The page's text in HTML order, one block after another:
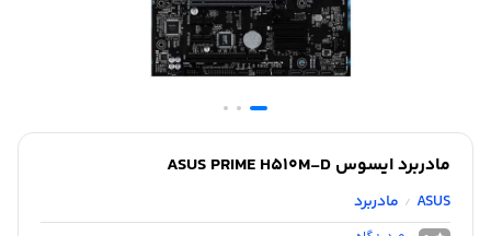
مادربرد ایسوس ASUS PRIME H510M-D
ASUS
/ مادربرد